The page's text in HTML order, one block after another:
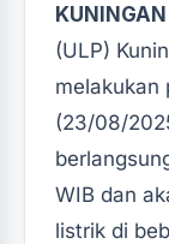
KUNINGAN
(ULP)
melakukan
(23/08/
WIB dan
listrik di